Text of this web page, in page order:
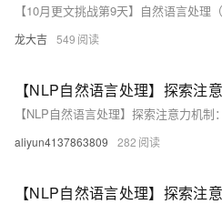
龙大吉 549
aliyun4137863809 282